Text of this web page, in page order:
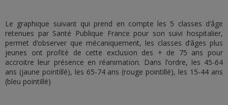
Le graphique suivant qui prend en compte les 5 classes d’âge
retenues par Santé Publique France pour son suivi hospitalier,
permet d’observer que mécaniquement, les classes d’âges plus
jeunes ont profité de cette exclusion des + de 75 ans pour
accroitre leur présence en réanimation. Dans l’ordre, les 45-64
ans (jaune pointillé), les 65-74 ans (rouge pointillé), les 15-44 ans
(bleu pointillé)